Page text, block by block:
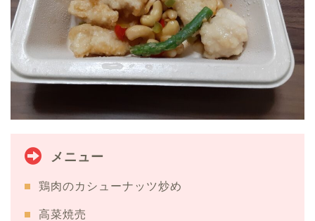
メニュー
鶏肉のカシューナッツ炒め
高菜焼売